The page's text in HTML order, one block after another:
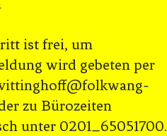
ist frei, um
wird gebeten per
zu Bürozeiten
unter 0201_65051700.